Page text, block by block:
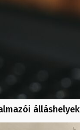
álláshelyek